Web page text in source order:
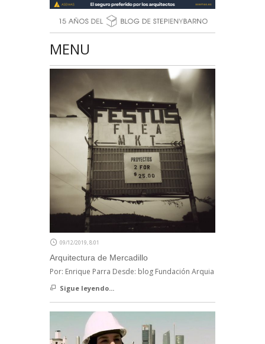
MENU
09/12/2019, 8:01
Arquitectura de Mercadillo
Por: Enrique Parra Desde: blog Fundación Arquia
Sigue leyendo...